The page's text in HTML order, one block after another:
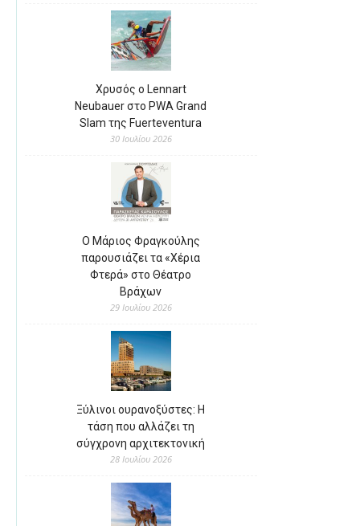
Χρυσός ο Lennart
Neubauer στο PWA Grand
Slam της Fuerteventura
30 Ιουλίου 2026
Ο Μάριος Φραγκούλης
παρουσιάζει τα «Χέρια
Φτερά» στο Θέατρο
Βράχων
29 Ιουλίου 2026
Ξύλινοι ουρανοξύστες: Η
τάση που αλλάζει τη
σύγχρονη αρχιτεκτονική
28 Ιουλίου 2026